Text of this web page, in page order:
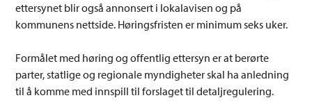
ettersynet blir også annonsert i lokalavisen og på
kommunens nettside. Høringsfristen er minimum seks uker.
Formålet med høring og offentlig ettersyn er at berørte
parter, statlige og regionale myndigheter skal ha anledning
til å komme med innspill til forslaget til detaljregulering.